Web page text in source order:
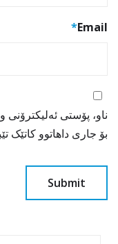
Email
*
ناو، پۆستی
بۆ جاری داهاتوو کاتێک